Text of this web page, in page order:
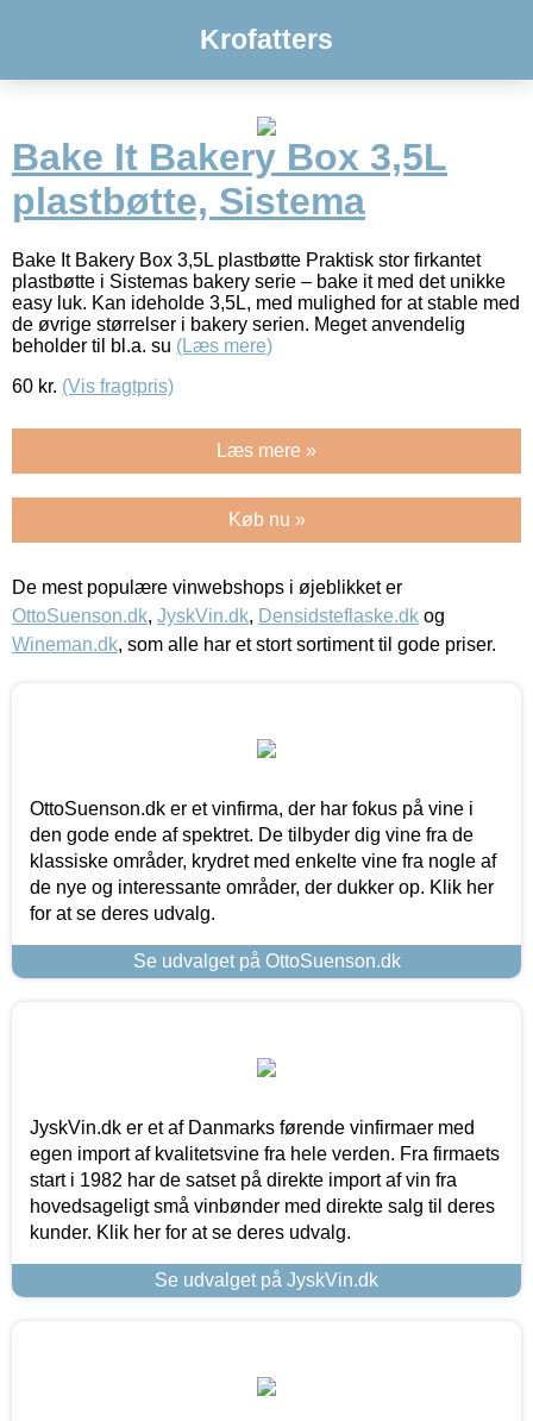
Krofatters
Bake It Bakery Box 3,5L
plastbøtte, Sistema
Bake It Bakery Box 3,5L plastbøtte Praktisk stor firkantet
plastbøtte i Sistemas bakery serie – bake it med det unikke
easy luk. Kan ideholde 3,5L, med mulighed for at stable med
de øvrige størrelser i bakery serien. Meget anvendelig
beholder til bl.a. su (Læs mere)
60 kr. (Vis fragtpris)
Læs mere »
Køb nu »
De mest populære vinwebshops i øjeblikket er
OttoSuenson.dk, JyskVin.dk, Densidsteflaske.dk og
Wineman.dk, som alle har et stort sortiment til gode priser.
OttoSuenson.dk er et vinfirma, der har fokus på vine i
den gode ende af spektret. De tilbyder dig vine fra de
klassiske områder, krydret med enkelte vine fra nogle af
de nye og interessante områder, der dukker op. Klik her
for at se deres udvalg.
Se udvalget på OttoSuenson.dk
JyskVin.dk er et af Danmarks førende vinfirmaer med
egen import af kvalitetsvine fra hele verden. Fra firmaets
start i 1982 har de satset på direkte import af vin fra
hovedsageligt små vinbønder med direkte salg til deres
kunder. Klik her for at se deres udvalg.
Se udvalget på JyskVin.dk